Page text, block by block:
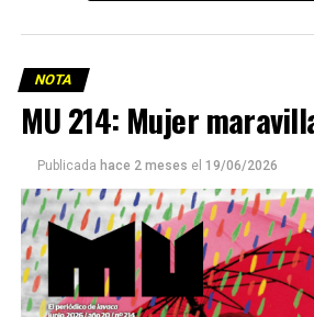
Este número 215 de MU ☝️viene con
podría ser una frase:
Sin chamuyo,
NOTA
MU 214: Mujer
Publicada hace 2 meses el 19/06/2026